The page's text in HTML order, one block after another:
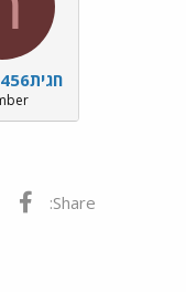
חגית112233456
Share: